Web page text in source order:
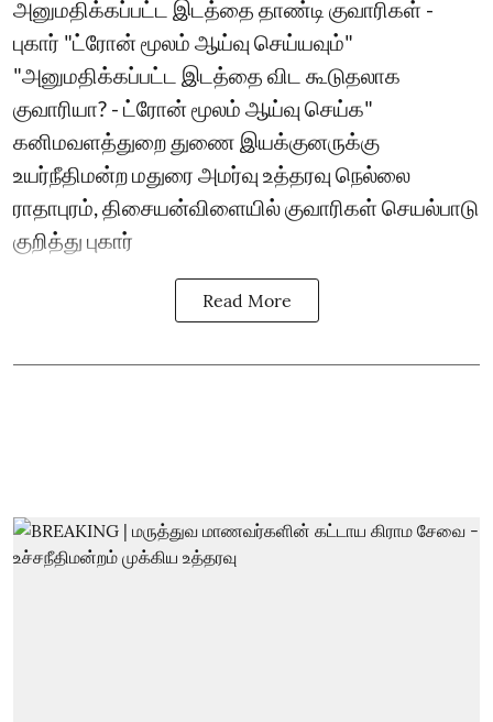
அனுமதிக்கப்பட்ட இடத்தை தாண்டி குவாரிகள் -
புகார் "ட்ரோன் மூலம் ஆய்வு செய்யவும்"
"அனுமதிக்கப்பட்ட இடத்தை விட கூடுதலாக
குவாரியா? - ட்ரோன் மூலம் ஆய்வு செய்க"
கனிமவளத்துறை துணை இயக்குனருக்கு
உயர்நீதிமன்ற மதுரை அமர்வு உத்தரவு நெல்லை
ராதாபுரம், திசையன்விளையில் குவாரிகள் செயல்பாடு
குறித்து புகார்
Read More